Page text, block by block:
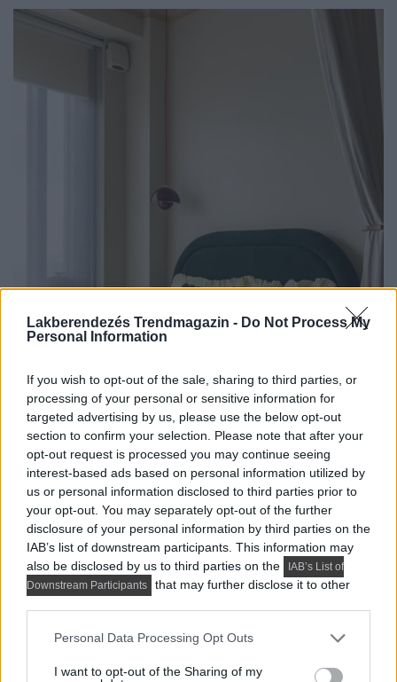
Lakberendezés Trendmagazin - Do Not Process My
Personal Information
If you wish to opt-out of the sale, sharing to third parties, or
processing of your personal or sensitive information for
targeted advertising by us, please use the below opt-out
section to confirm your selection. Please note that after your
opt-out request is processed you may continue seeing
interest-based ads based on personal information utilized by
us or personal information disclosed to third parties prior to
your opt-out. You may separately opt-out of the further
disclosure of your personal information by third parties on the
IAB’s list of downstream participants. This information may
also be disclosed by us to third parties on the
IAB’s List of
Downstream Participants
that may further disclose it to other
Please note that this website/app uses one or more Google
not limited to your visit or usage behaviour. You may click to
Personal Data Processing Opt Outs
I want to opt-out of the Sharing of my